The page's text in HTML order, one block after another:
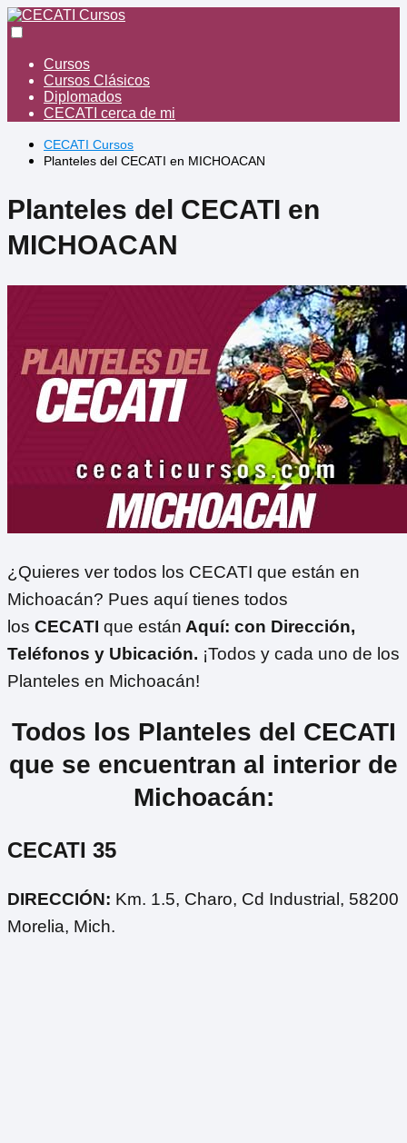
Cursos
Cursos Clásicos
Diplomados
CECATI cerca de mi
CECATI Cursos
Planteles del CECATI en MICHOACAN
Planteles del CECATI en
MICHOACAN
¿Quieres ver todos los CECATI que están en
Michoacán? Pues aquí tienes todos
los CECATI que están Aquí: con Dirección,
Teléfonos y Ubicación. ¡Todos y cada uno de los
Planteles en Michoacán!
Todos los Planteles del CECATI
que se encuentran al interior de
Michoacán:
CECATI 35
DIRECCIÓN: Km. 1.5, Charo, Cd Industrial, 58200
Morelia, Mich.